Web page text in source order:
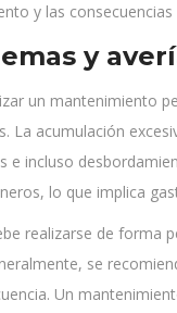
y las consecuencias
y
un mantenimiento
La acumulación
e incluso
lo que implica
realizarse de forma
se
Un